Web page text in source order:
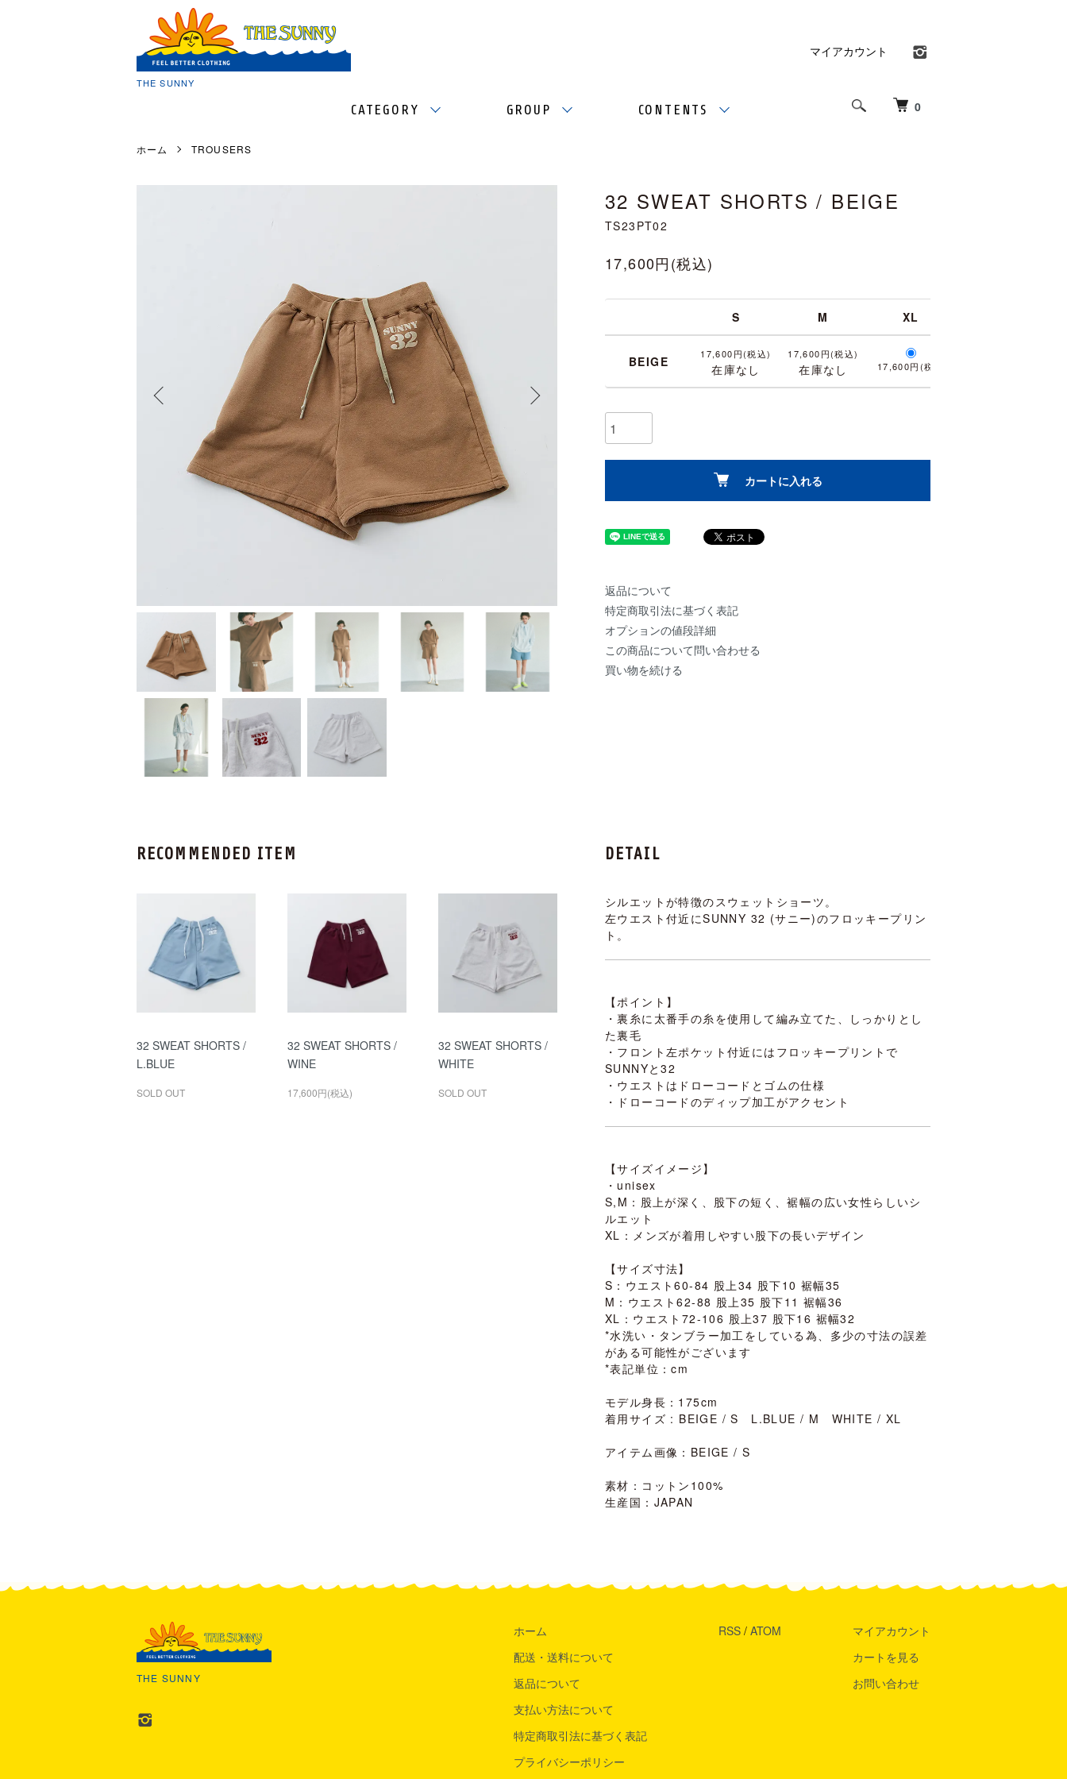
THE SUNNY
0
CATEGORY GROUP CONTENTS
マイアカウント
ホーム TROUSERS
32 SWEAT SHORTS / BEIGE
TS23PT02
17,600円(税込)
S M XL
BEIGE 17,600円(税込)
在庫なし
17,600円(税込)
在庫なし 17,600円(税込)
カートに入れる
返品について
特定商取引法に基づく表記
オプションの値段詳細
この商品について問い合わせる
買い物を続ける
DETAIL
シルエットが特徴のスウェットショーツ。
左ウエスト付近にSUNNY 32 (サニー)のフロッキープリン
ト。
【ポイント】
・裏糸に太番手の糸を使用して編み立てた、しっかりとし
た裏毛
・フロント左ポケット付近にはフロッキープリントで
SUNNYと32
・ウエストはドローコードとゴムの仕様
・ドローコードのディップ加工がアクセント
【サイズイメージ】
・unisex
S,M：股上が深く、股下の短く、裾幅の広い女性らしいシ
ルエット
XL：メンズが着用しやすい股下の長いデザイン
【サイズ寸法】
S：ウエスト60-84 股上34 股下10 裾幅35
M：ウエスト62-88 股上35 股下11 裾幅36
XL：ウエスト72-106 股上37 股下16 裾幅32
*水洗い・タンブラー加工をしている為、多少の寸法の誤差
がある可能性がございます
*表記単位：cm
モデル身長：175cm
着用サイズ : BEIGE / S L.BLUE / M WHITE / XL
アイテム画像：BEIGE / S
素材：コットン100%
生産国：JAPAN
RECOMMENDED ITEM
32 SWEAT SHORTS /
L.BLUE
SOLD OUT
32 SWEAT SHORTS /
WINE
17,600円(税込)
32 SWEAT SHORTS /
WHITE
SOLD OUT
THE SUNNY
ホーム
配送・送料について
返品について
支払い方法について
特定商取引法に基づく表記
プライバシーポリシー
RSS / ATOM
マイアカウント
カートを見る
お問い合わせ